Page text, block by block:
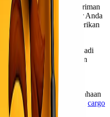
Lionel Express. Pengiriman
real-time agar Anda
barang Anda. Ini memberikan
jasa kami.
pelanggan juga menjadi
menjawab pertanyaan dan
pengiriman kapan saja
heran jika banyak perusahaan
mereka dalam ekspedisi cargo